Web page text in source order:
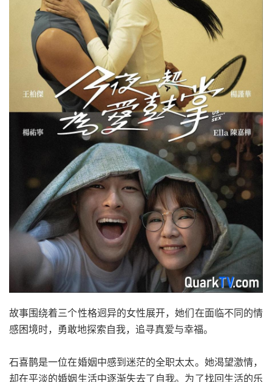
故事围绕着三个性格迥异的女性展开，她们在面临不同的情
感困境时，勇敢地探索自我，追寻真爱与幸福。
石喜鹊是一位在婚姻中感到迷茫的全职太太。她渴望激情，
却在平淡的婚姻生活中逐渐失去了自我。为了找回生活的乐